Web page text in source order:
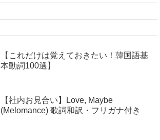
【これだけは覚えておきたい！韓国語基
本動詞100選】
【社内お見合い】Love, Maybe
(Melomance) 歌詞和訳・フリガナ付き